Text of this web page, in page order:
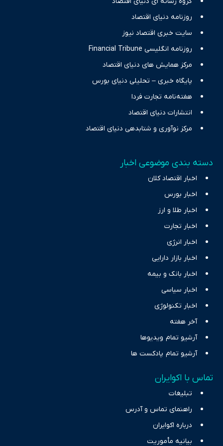
نیازهای خبری مخاطبان در حوزه‌های اثرگذار بر اقتصاد را با رویکردی
حرفه‌ای و روزآمد پوشش می‌دهیم.
روزنامه دنیای اقتصاد
سایت خبری اقتصاد نیوز
روزنامه انگلیسی Financial Tribune
مرکز همایش های دنیای اقتصاد
پایگاه خبری – تحلیلی دنیای بورس
هفته‌نامه تجارت فردا
انتشارات دنیای اقتصاد
مرکز نوآوری و شتابدهی دنیای اقتصاد
دسته بندی موضوعی اخبار
اخبار اقتصاد کلان
اخبار بورس
اخبار طلا و ارز
اخبار تجارت
اخبار انرژی
اخبار بازار دارایی
اخبار بانک و بیمه
اخبار سیاسی
اخبار تکنولوژی
آخر هفته
آرشیو تمام ویدیوها
آرشیو تمام پادکست ها
تماس با اکوایران
تبلیغات
راهنمای تماس و آدرس
درباره اکوایران
بیانیه مأموریت